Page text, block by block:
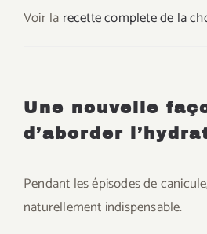
Voir la recette complete de la
Une nouvelle
d’aborder
Pendant les épisodes de
naturellement indispensable.